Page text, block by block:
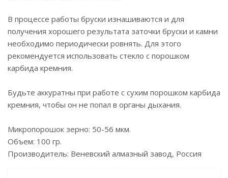
В процессе работы бруски изнашиваются и для
получения хорошего результата заточки бруски и камни
необходимо периодически ровнять. Для этого
рекомендуется использовать стекло с порошком
карбида кремния.
Будьте аккуратны при работе с сухим порошком карбида
кремния, чтобы он не попал в органы дыхания.
Микропорошок зерно: 50-56 мкм.
Объем: 100 гр.
Производитель: Веневский алмазный завод, Россия